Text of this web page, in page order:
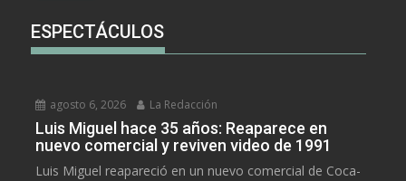
ESPECTÁCULOS
agosto 6, 2026 La Redacción
Luis Miguel hace 35 años: Reaparece en
nuevo comercial y reviven video de 1991
Luis Miguel reapareció en un nuevo comercial de Coca-